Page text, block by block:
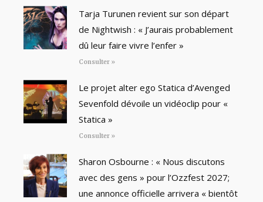
Tarja Turunen revient sur son départ
de Nightwish : « J’aurais probablement
dû leur faire vivre l’enfer »
Consulter »
Le projet alter ego Statica d’Avenged
Sevenfold dévoile un vidéoclip pour «
Statica »
Consulter »
Sharon Osbourne : « Nous discutons
avec des gens » pour l’Ozzfest 2027;
une annonce officielle arrivera « bientôt